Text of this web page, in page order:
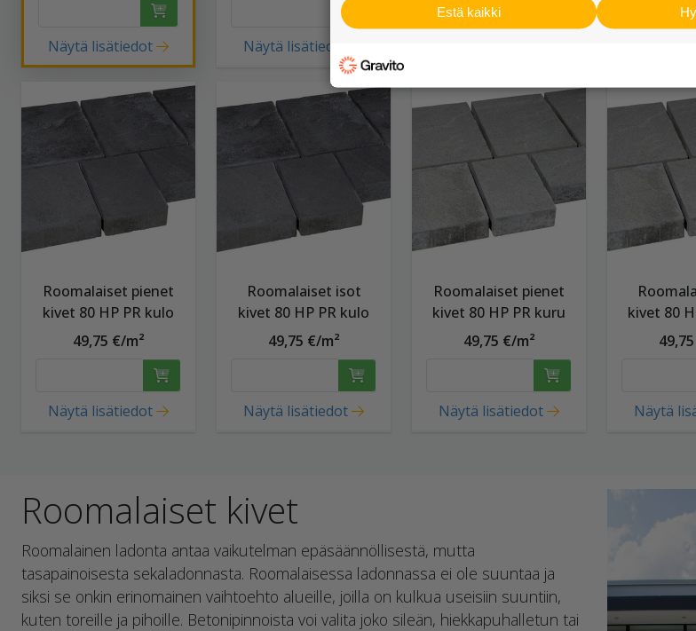
Näytä lisätiedot Näytä lisätiedot
Roomalaiset pienet
kivet 80 HP PR kulo
49,75 €/m²
Näytä lisätiedot
Roomalaiset isot
kivet 80 HP PR kulo
49,75 €/m²
Näytä lisätiedot
Roomalaiset pienet
kivet 80 HP PR kuru
49,75 €/m²
Näytä lisätiedot
kivet 80
Näytä
Roomalaiset kivet
Roomalainen ladonta antaa vaikutelman epäsäännöllisestä, mutta
tasapainoisesta sekaladonnasta. Roomalaisessa ladonnassa ei ole suuntaa ja
siksi se onkin erinomainen vaihtoehto alueille, joilla on kulkua useisiin suuntiin,
kuten toreille ja pihoille. Betonipinnoista voi valita joko sileän, hiekkapuhalletun tai
Estä kaikki